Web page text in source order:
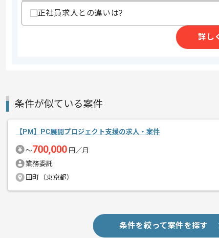
作業開始日
基本的には常駐での作業を想定しており
ブリッジSE経験者にはおすすめの案件
正社員求人との違いは?
詳し
条件が似ている案件
【PM】PC展開プロジェクト支援の求人・案件
〜700,000 円／月
業務委託
田町（東京都）
条件を絞って案件を探す